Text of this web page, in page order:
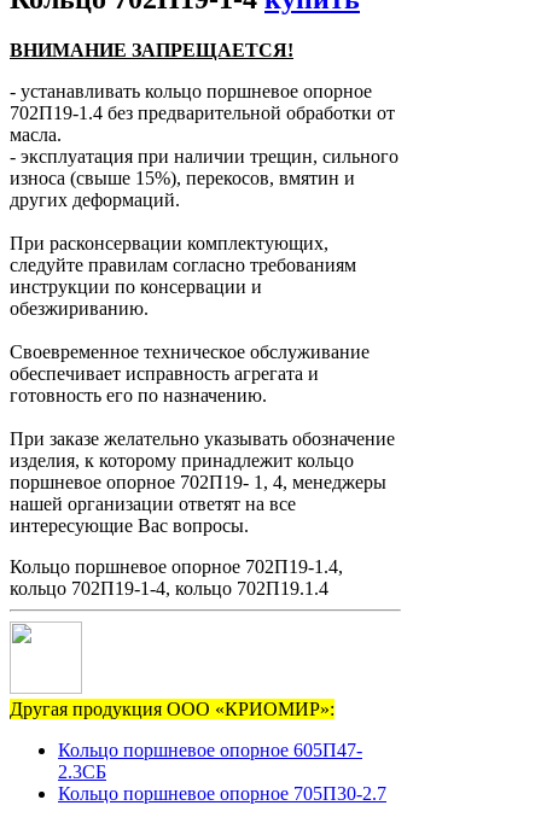
ВНИМАНИЕ ЗАПРЕЩАЕТСЯ!
- устанавливать кольцо поршневое опорное
702П19-1.4 без предварительной обработки от
масла.
- эксплуатация при наличии трещин, сильного
износа (свыше 15%), перекосов, вмятин и
других деформаций.
При расконсервации комплектующих,
следуйте правилам согласно требованиям
инструкции по консервации и
обезжириванию.
Своевременное техническое обслуживание
обеспечивает исправность агрегата и
готовность его по назначению.
При заказе желательно указывать обозначение
изделия, к которому принадлежит кольцо
поршневое опорное 702П19- 1, 4, менеджеры
нашей организации ответят на все
интересующие Вас вопросы.
Кольцо поршневое опорное 702П19-1.4,
кольцо 702П19-1-4, кольцо 702П19.1.4
Другая продукция ООО «КРИОМИР»:
Кольцо поршневое опорное 605П47-
2.3СБ
Кольцо поршневое опорное 705П30-2.7